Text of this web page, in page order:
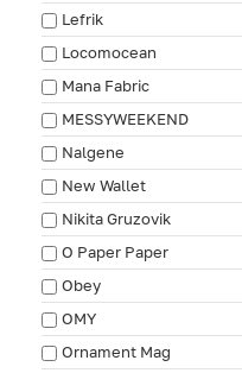
Lefrik
Locomocean
Mana Fabric
MESSYWEEKEND
Nalgene
New Wallet
Nikita Gruzovik
O Paper Paper
Obey
OMY
Ornament Mag